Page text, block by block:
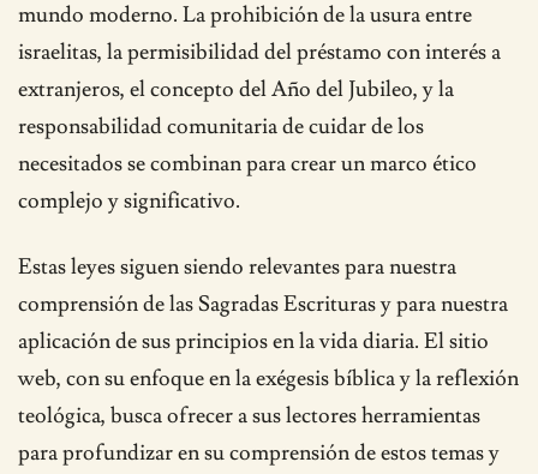
mundo moderno. La prohibición de la usura entre
israelitas, la permisibilidad del préstamo con interés a
extranjeros, el concepto del Año del Jubileo, y la
responsabilidad comunitaria de cuidar de los
necesitados se combinan para crear un marco ético
complejo y significativo.
Estas leyes siguen siendo relevantes para nuestra
comprensión de las Sagradas Escrituras y para nuestra
aplicación de sus principios en la vida diaria. El sitio
web, con su enfoque en la exégesis bíblica y la reflexión
teológica, busca ofrecer a sus lectores herramientas
para profundizar en su comprensión de estos temas y